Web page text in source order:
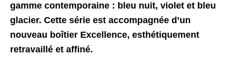
gamme contemporaine : bleu nuit, violet et bleu
glacier. Cette série est accompagnée d’un
nouveau boîtier Excellence, esthétiquement
retravaillé et affiné.